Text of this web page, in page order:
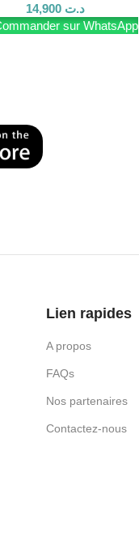
د.ت
sur WhatsApp
Lien rapides
A propos
FAQs
Nos partenaires
Contactez-nous